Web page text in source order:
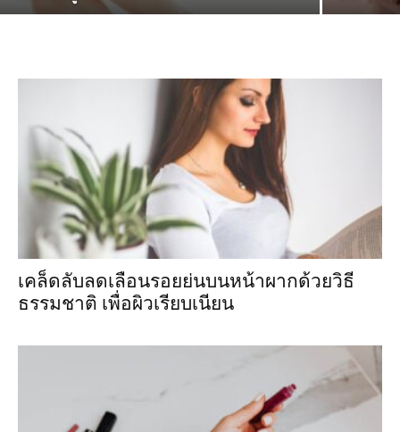
เคล็ดลับลดเลือนรอยย่นบนหน้าผากด้วยวิธี
ธรรมชาติ เพื่อผิวเรียบเนียน